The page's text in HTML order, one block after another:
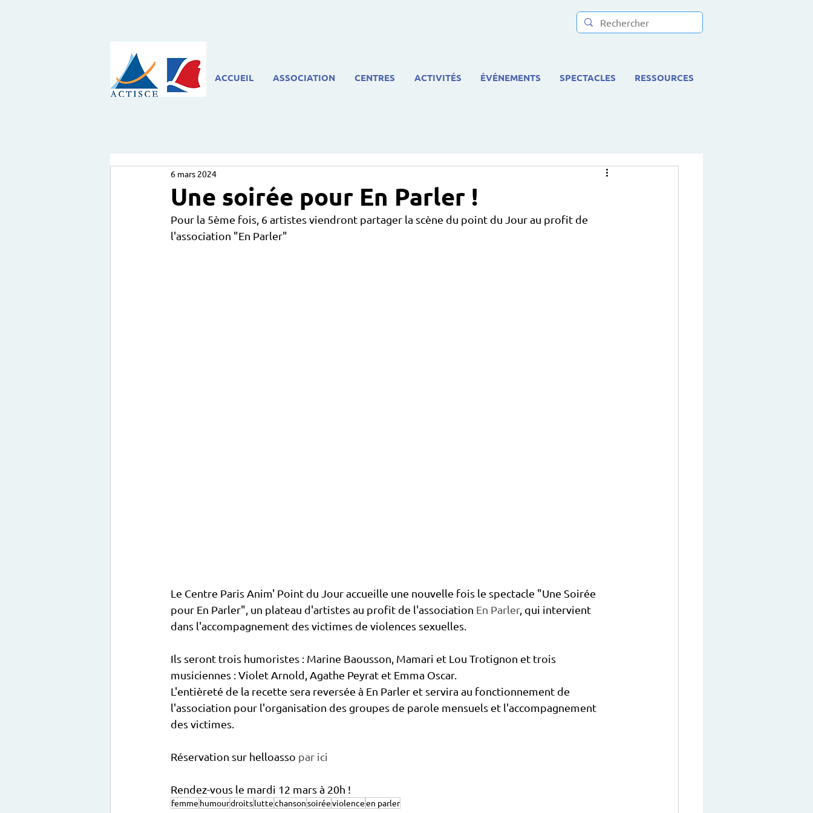
ACCUEIL ASSOCIATION CENTRES ACTIVITÉS ÉVÉNEMENTS SPECTACLES RESSOURCES
Une soirée pour En Parler !
6 mars 2024
Pour la 5ème fois, 6 artistes viendront partager la scène du point du Jour au profit de
l'association "En Parler"
Le Centre Paris Anim' Point du Jour accueille une nouvelle fois le spectacle "Une Soirée
pour En Parler", un plateau d'artistes au profit de l'association En Parler, qui intervient
dans l'accompagnement des victimes de violences sexuelles.
Ils seront trois humoristes : Marine Baousson, Mamari et Lou Trotignon et trois
musiciennes : Violet Arnold, Agathe Peyrat et Emma Oscar.
L'entièreté de la recette sera reversée à En Parler et servira au fonctionnement de
l'association pour l'organisation des groupes de parole mensuels et l'accompagnement
des victimes.
Réservation sur helloasso par ici
Rendez-vous le mardi 12 mars à 20h !
femme humourdroitsluttechansonsoiréeviolenceen parler